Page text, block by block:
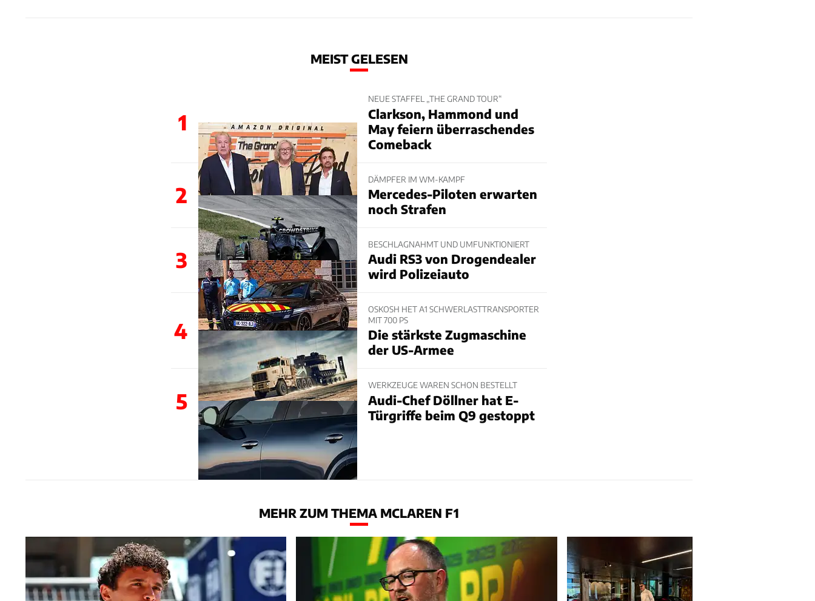
MEIST GELESEN
1
NEUE STAFFEL „THE GRAND TOUR“
Clarkson, Hammond und
May feiern überraschendes
Comeback
2
DÄMPFER IM WM-KAMPF
Mercedes-Piloten erwarten
noch Strafen
3
BESCHLAGNAHMT UND UMFUNKTIONIERT
Audi RS3 von Drogendealer
wird Polizeiauto
4
OSKOSH HET A1 SCHWERLASTTRANSPORTER
MIT 700 PS
Die stärkste Zugmaschine
der US-Armee
5
WERKZEUGE WAREN SCHON BESTELLT
Audi-Chef Döllner hat E-
Türgriffe beim Q9 gestoppt
MEHR ZUM THEMA MCLAREN F1